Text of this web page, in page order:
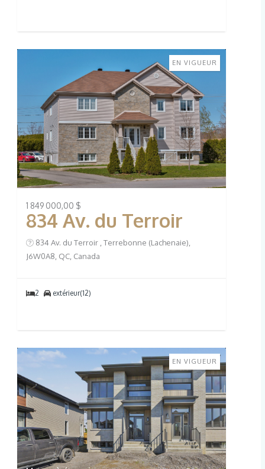
EN VIGUEUR
1 849 000,00 $
834 Av. du Terroir
834 Av. du Terroir , Terrebonne (Lachenaie),
J6W0A8, QC, Canada
2 extérieur(12)
EN VIGUEUR